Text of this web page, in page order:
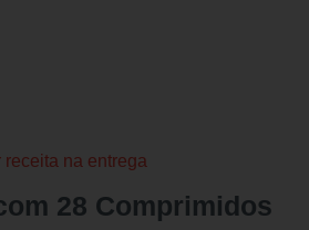
receita na entrega
28 Comprimidos